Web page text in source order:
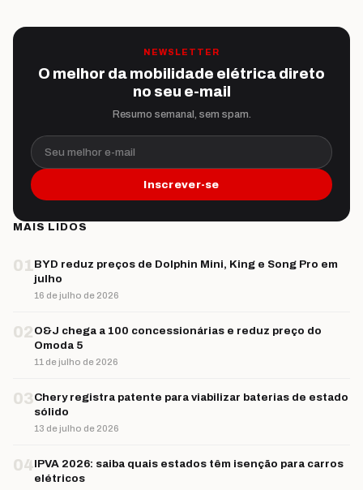
NEWSLETTER
O melhor da mobilidade elétrica direto
no seu e-mail
Resumo semanal, sem spam.
Seu melhor e-mail
Inscrever-se
MAIS LIDOS
01BYD reduz preços de Dolphin Mini, King e Song Pro em
julho
16 de julho de 2026
02 O&J chega a 100 concessionárias e reduz preço do
Omoda 5
11 de julho de 2026
03Chery registra patente para viabilizar baterias de estado
sólido
13 de julho de 2026
04IPVA 2026: saiba quais estados têm isenção para carros
elétricos